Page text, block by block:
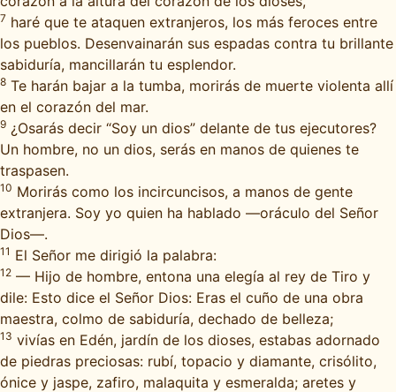
7 haré que te ataquen extranjeros, los más feroces entre
los pueblos. Desenvainarán sus espadas contra tu brillante
sabiduría, mancillarán tu esplendor.
8 Te harán bajar a la tumba, morirás de muerte violenta allí
en el corazón del mar.
9 ¿Osarás decir “Soy un dios” delante de tus ejecutores?
Un hombre, no un dios, serás en manos de quienes te
traspasen.
10 Morirás como los incircuncisos, a manos de gente
extranjera. Soy yo quien ha hablado —oráculo del Señor
Dios—.
11 El Señor me dirigió la palabra:
12 — Hijo de hombre, entona una elegía al rey de Tiro y
dile: Esto dice el Señor Dios: Eras el cuño de una obra
maestra, colmo de sabiduría, dechado de belleza;
13 vivías en Edén, jardín de los dioses, estabas adornado
de piedras preciosas: rubí, topacio y diamante, crisólito,
ónice y jaspe, zafiro, malaquita y esmeralda; aretes y